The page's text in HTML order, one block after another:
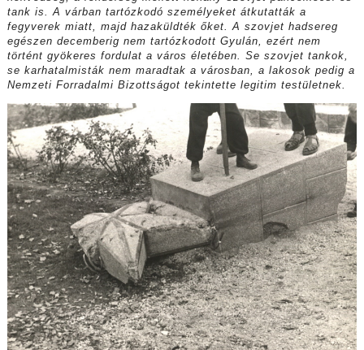
tank is. A várban tartózkodó személyeket átkutatták a
fegyverek miatt, majd hazaküldték őket. A szovjet hadsereg
egészen decemberig nem tartózkodott Gyulán, ezért nem
történt gyökeres fordulat a város életében. Se szovjet tankok,
se karhatalmisták nem maradtak a városban, a lakosok pedig a
Nemzeti Forradalmi Bizottságot tekintette legitim testületnek.